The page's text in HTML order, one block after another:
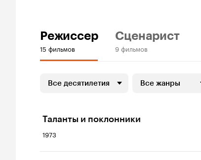
Режиссер
15 фильмов
Сценарист
9 фильмов
Все десятилетия Все жанры
Таланты и поклонники
1973